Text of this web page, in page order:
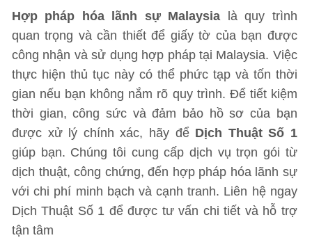
Hợp pháp hóa lãnh sự Malaysia là quy trình
quan trọng và cần thiết để giấy tờ của bạn được
công nhận và sử dụng hợp pháp tại Malaysia. Việc
thực hiện thủ tục này có thể phức tạp và tốn thời
gian nếu bạn không nắm rõ quy trình. Để tiết kiệm
thời gian, công sức và đảm bảo hồ sơ của bạn
được xử lý chính xác, hãy để Dịch Thuật Số 1
giúp bạn. Chúng tôi cung cấp dịch vụ trọn gói từ
dịch thuật, công chứng, đến hợp pháp hóa lãnh sự
với chi phí minh bạch và cạnh tranh. Liên hệ ngay
Dịch Thuật Số 1 để được tư vấn chi tiết và hỗ trợ
tận tâm